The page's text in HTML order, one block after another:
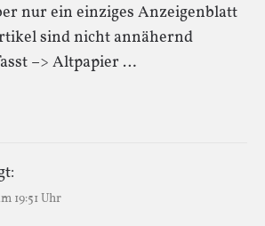
nur ein einziges Anzeigenblatt
sind nicht annähernd
–> Altpapier …
19:51 Uhr